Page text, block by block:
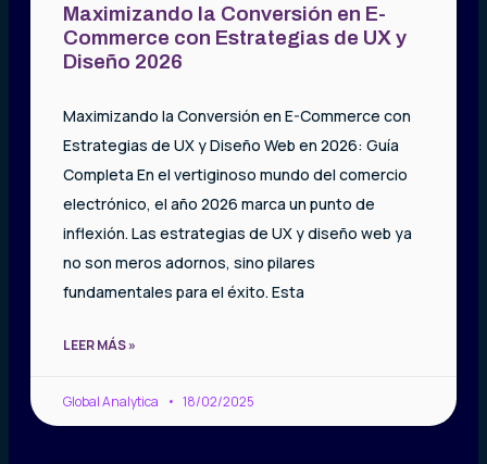
Maximizando la Conversión en E-
Commerce con Estrategias de UX y
Diseño 2026
Maximizando la Conversión en E-Commerce con
Estrategias de UX y Diseño Web en 2026: Guía
Completa En el vertiginoso mundo del comercio
electrónico, el año 2026 marca un punto de
inflexión. Las estrategias de UX y diseño web ya
no son meros adornos, sino pilares
fundamentales para el éxito. Esta
LEER MÁS »
Global Analytica 18/02/2025